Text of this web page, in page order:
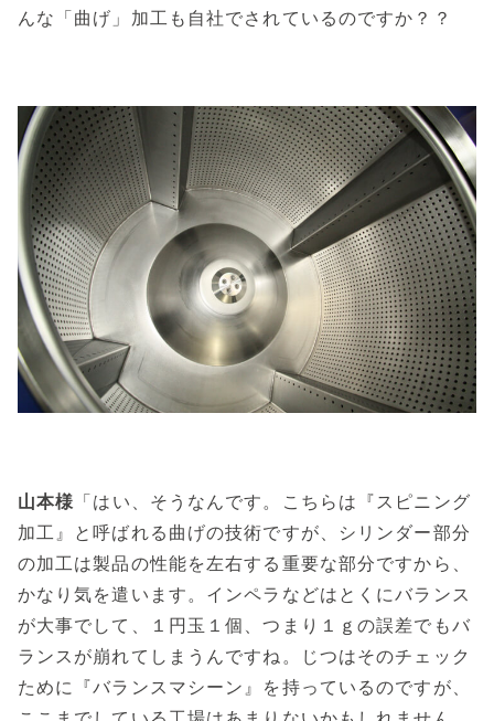
んな「曲げ」加工も自社でされているのですか？？
山本様 「はい、そうなんです。こちらは『スピニング
加工』と呼ばれる曲げの技術ですが、シリンダー部分
の加工は製品の性能を左右する重要な部分ですから、
かなり気を遣います。インペラなどはとくにバランス
が大事でして、１円玉１個、つまり１ｇの誤差でもバ
ランスが崩れてしまうんですね。じつはそのチェック
ために『バランスマシーン』を持っているのですが、